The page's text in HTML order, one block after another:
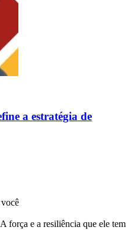
a estratégia de
A força e a resiliência que ele tem